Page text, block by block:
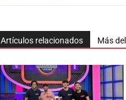
Artículos relacionados Más